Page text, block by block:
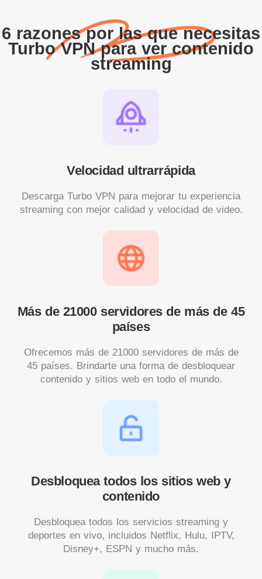
6 razones por las que necesitas
Turbo VPN para ver contenido
streaming
Velocidad ultrarrápida
Descarga Turbo VPN para mejorar tu experiencia
streaming con mejor calidad y velocidad de video.
Más de 21000 servidores de más de 45
países
Ofrecemos más de 21000 servidores de más de
45 países. Brindarte una forma de desbloquear
contenido y sitios web en todo el mundo.
Desbloquea todos los sitios web y
contenido
Desbloquea todos los servicios streaming y
deportes en vivo, incluidos Netflix, Hulu, IPTV,
Disney+, ESPN y mucho más.